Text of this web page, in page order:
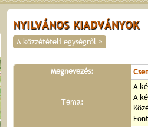
NYILVÁNOS KIADVÁNYOK
A közzétételi egységről »
Megnevezés:
Téma:
A
A